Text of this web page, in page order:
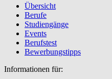
Übersicht
Berufe
Studiengänge
Events
Berufstest
Bewerbungstipps
Informationen für: